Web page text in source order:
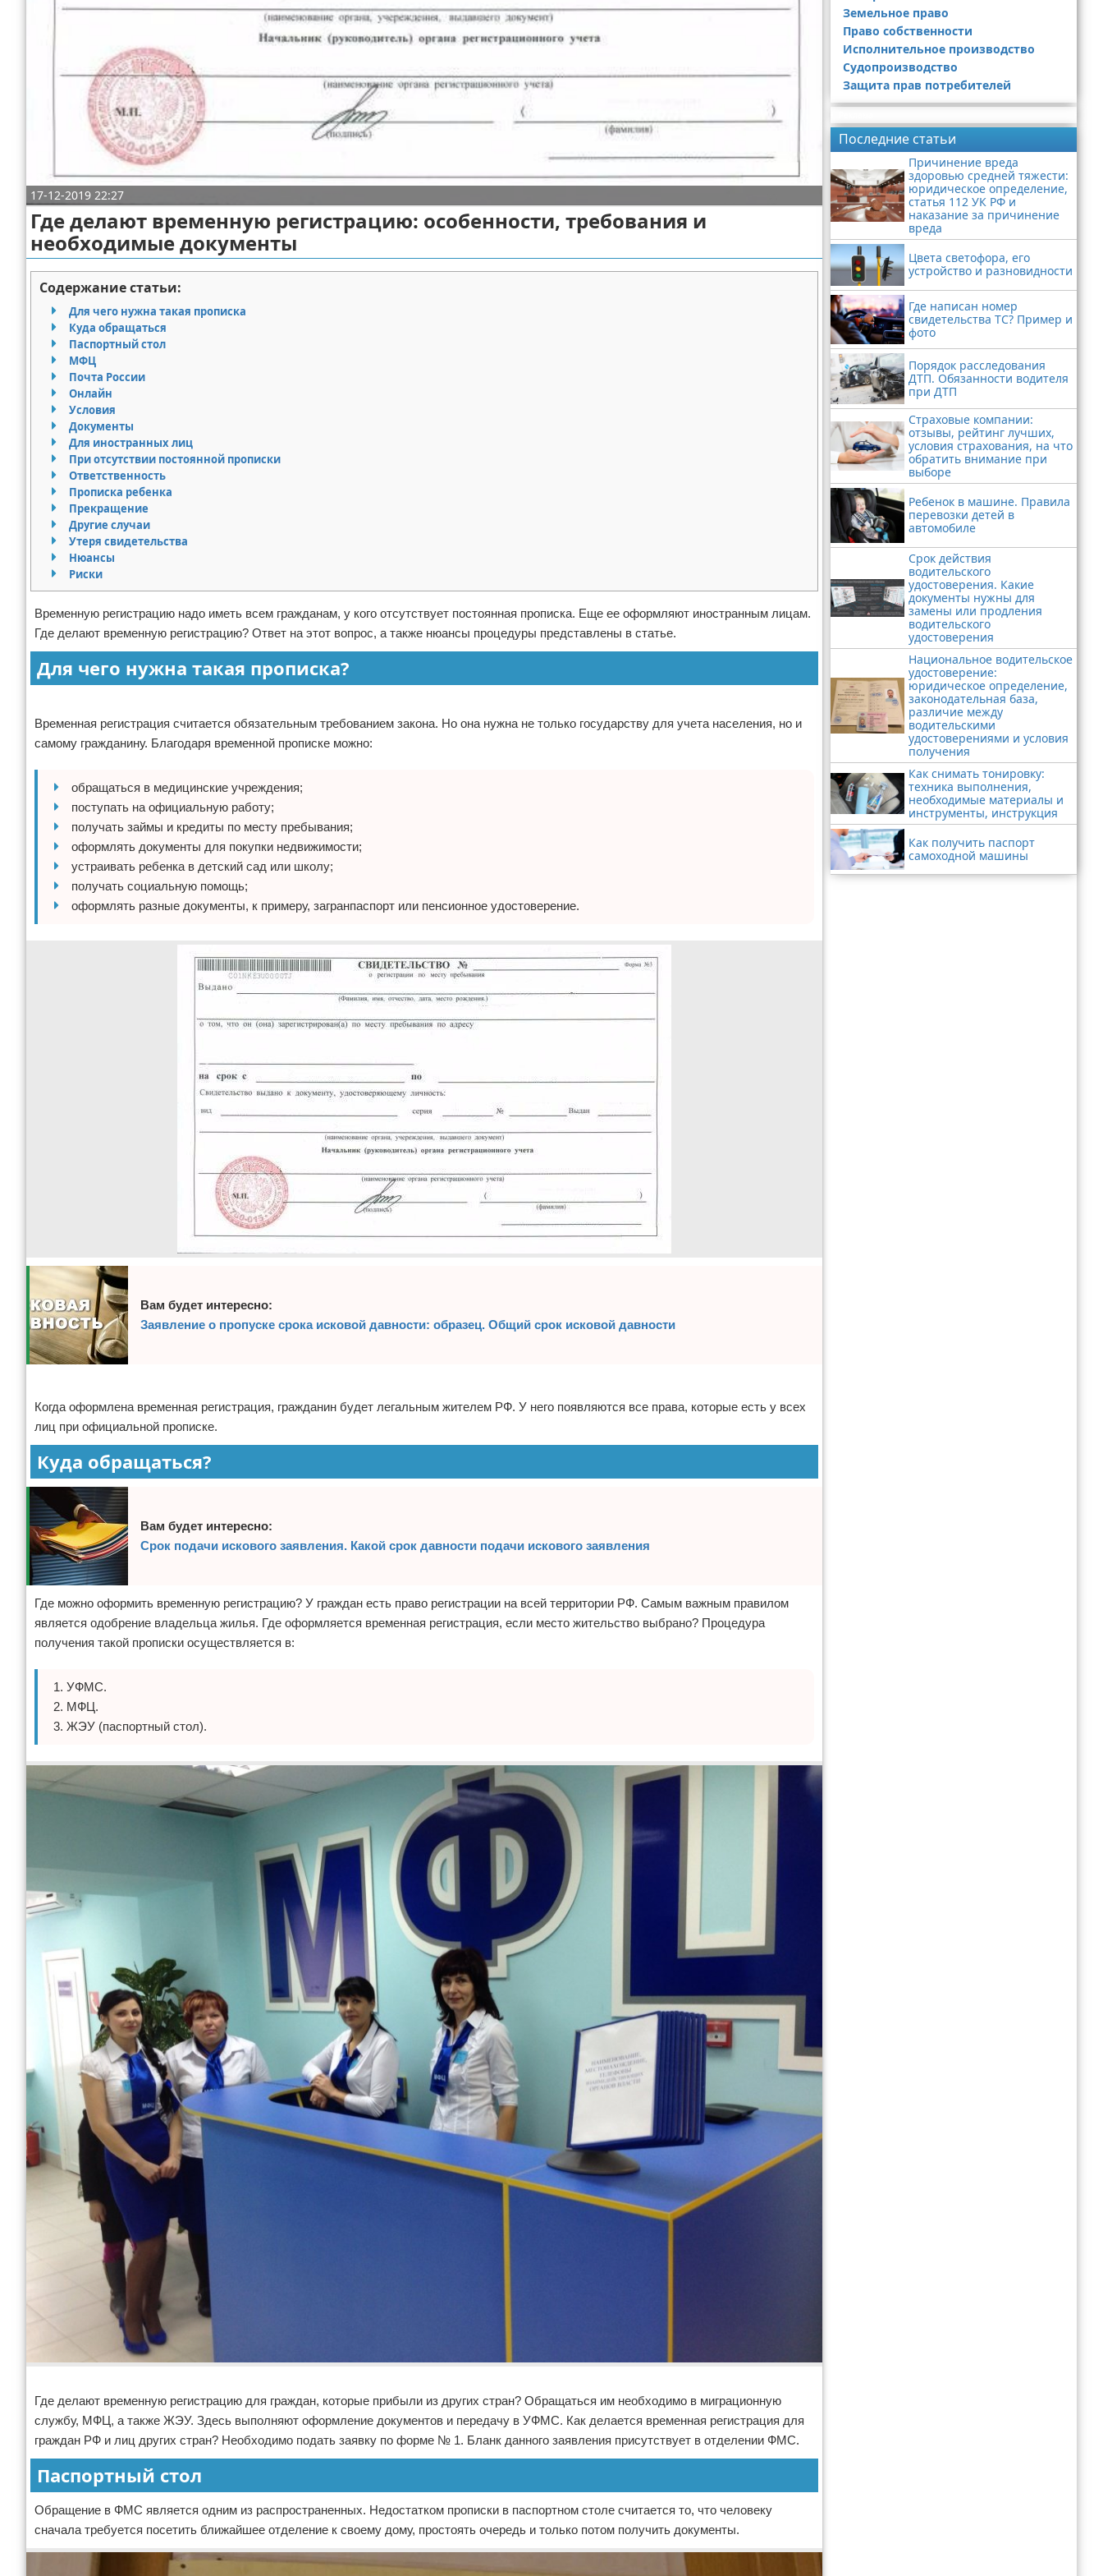
Административное право
Пенсия, пособия и льготы
Семейное право
Льготы и компенсации
Наследство и завещания
Медицинское право
Уголовное право
Нотариат в РФ
Земельное право
Право собственности
Исполнительное производство
Судопроизводство
Защита прав потребителей
17-12-2019 22:27
Где делают временную регистрацию: особенности, требования и
необходимые документы
Содержание статьи:
Для чего нужна такая прописка
Куда обращаться
Паспортный стол
МФЦ
Почта России
Онлайн
Условия
Документы
Для иностранных лиц
При отсутствии постоянной прописки
Ответственность
Прописка ребенка
Прекращение
Другие случаи
Утеря свидетельства
Нюансы
Риски
Временную регистрацию надо иметь всем гражданам, у кого отсутствует постоянная прописка. Еще ее оформляют иностранным лицам.
Где делают временную регистрацию? Ответ на этот вопрос, а также нюансы процедуры представлены в статье.
Для чего нужна такая прописка?
Временная регистрация считается обязательным требованием закона. Но она нужна не только государству для учета населения, но и
самому гражданину. Благодаря временной прописке можно:
обращаться в медицинские учреждения;
поступать на официальную работу;
получать займы и кредиты по месту пребывания;
оформлять документы для покупки недвижимости;
устраивать ребенка в детский сад или школу;
получать социальную помощь;
оформлять разные документы, к примеру, загранпаспорт или пенсионное удостоверение.
Вам будет интересно:
Заявление о пропуске срока исковой давности: образец. Общий срок исковой давности
Когда оформлена временная регистрация, гражданин будет легальным жителем РФ. У него появляются все права, которые есть у всех
лиц при официальной прописке.
Куда обращаться?
Вам будет интересно:
Срок подачи искового заявления. Какой срок давности подачи искового заявления
Где можно оформить временную регистрацию? У граждан есть право регистрации на всей территории РФ. Самым важным правилом
является одобрение владельца жилья. Где оформляется временная регистрация, если место жительство выбрано? Процедура
получения такой прописки осуществляется в:
УФМС.
МФЦ.
ЖЭУ (паспортный стол).
Где делают временную регистрацию для граждан, которые прибыли из других стран? Обращаться им необходимо в миграционную
службу, МФЦ, а также ЖЭУ. Здесь выполняют оформление документов и передачу в УФМС. Как делается временная регистрация для
граждан РФ и лиц других стран? Необходимо подать заявку по форме № 1. Бланк данного заявления присутствует в отделении ФМС.
Паспортный стол
Обращение в ФМС является одним из распространенных. Недостатком прописки в паспортном столе считается то, что человеку
сначала требуется посетить ближайшее отделение к своему дому, простоять очередь и только потом получить документы.
Земельное право
Право собственности
Исполнительное производство
Судопроизводство
Защита прав потребителей
Последние статьи
Причинение вреда
здоровью средней тяжести:
юридическое определение,
статья 112 УК РФ и
наказание за причинение
вреда
Цвета светофора, его
устройство и разновидности
Где написан номер
свидетельства ТС? Пример и
фото
Порядок расследования
ДТП. Обязанности водителя
при ДТП
Страховые компании:
отзывы, рейтинг лучших,
условия страхования, на что
обратить внимание при
выборе
Ребенок в машине. Правила
перевозки детей в
автомобиле
Срок действия
водительского
удостоверения. Какие
документы нужны для
замены или продления
водительского
удостоверения
Национальное водительское
удостоверение:
юридическое определение,
законодательная база,
различие между
водительскими
удостоверениями и условия
получения
Как снимать тонировку:
техника выполнения,
необходимые материалы и
инструменты, инструкция
Как получить паспорт
самоходной машины